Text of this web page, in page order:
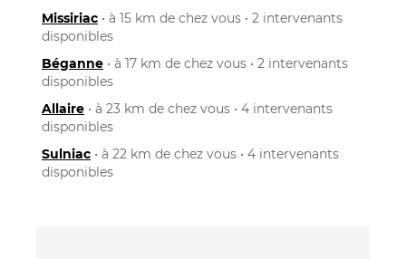
Missiriac • à 15 km de chez vous • 2 intervenants
disponibles
Béganne • à 17 km de chez vous • 2 intervenants
disponibles
Allaire • à 23 km de chez vous • 4 intervenants
disponibles
Sulniac • à 22 km de chez vous • 4 intervenants
disponibles